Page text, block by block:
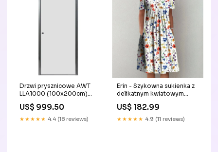
Drzwi prysznicowe AWT
LLA1000 (100x200cm)
brodzik
US$ 999.50
★★★★★ 4.4 (18 reviews)
Erin - Szykowna sukienka z
delikatnym kwiatowym
wzorem Kolor:Granatowy
US$ 182.99
★★★★★ 4.9 (11 reviews)